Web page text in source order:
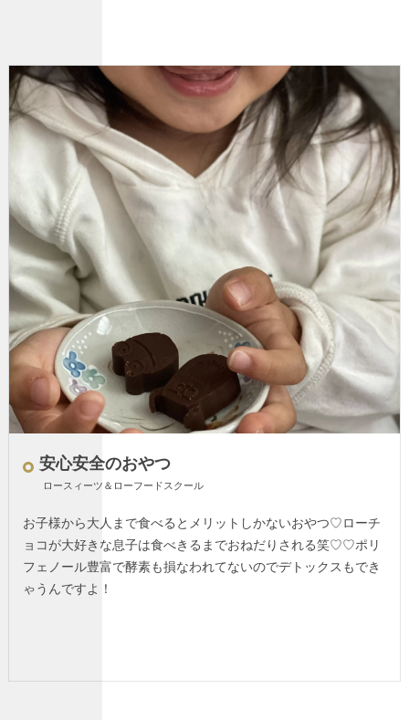
安心安全のおやつ
ロースィーツ＆ローフードスクール
お子様から大人まで食べるとメリットしかないおやつ♡ローチ
ョコが大好きな息子は食べきるまでおねだりされる笑♡♡ポリ
フェノール豊富で酵素も損なわれてないのでデトックスもでき
ゃうんですよ！